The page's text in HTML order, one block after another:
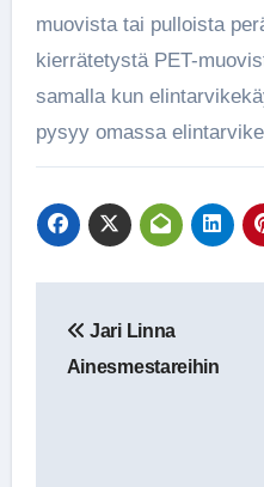
muovista tai pulloista
kierrätetystä PET-
samalla kun
pysyy omassa
selaus
Jari Linna
Ainesmestareihin